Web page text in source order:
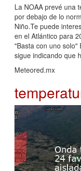
La NOAA prevé una
por debajo de lo
Niño.Te puede
en el Atlántico para
"Basta con uno solo"
sigue indicando que
Meteored.mx